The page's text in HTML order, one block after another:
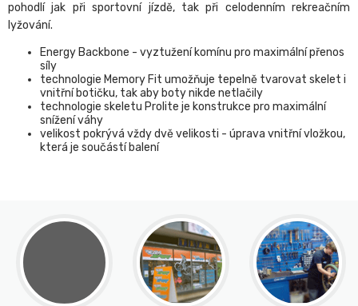
pohodlí jak při sportovní jízdě, tak při celodenním rekreačním
lyžování.
Energy Backbone - vyztužení komínu pro maximální přenos
síly
technologie Memory Fit umožňuje tepelně tvarovat skelet i
vnitřní botičku, tak aby boty nikde netlačily
technologie skeletu Prolite je konstrukce pro maximální
snížení váhy
velikost pokrývá vždy dvě velikosti - úprava vnitřní vložkou,
která je součástí balení